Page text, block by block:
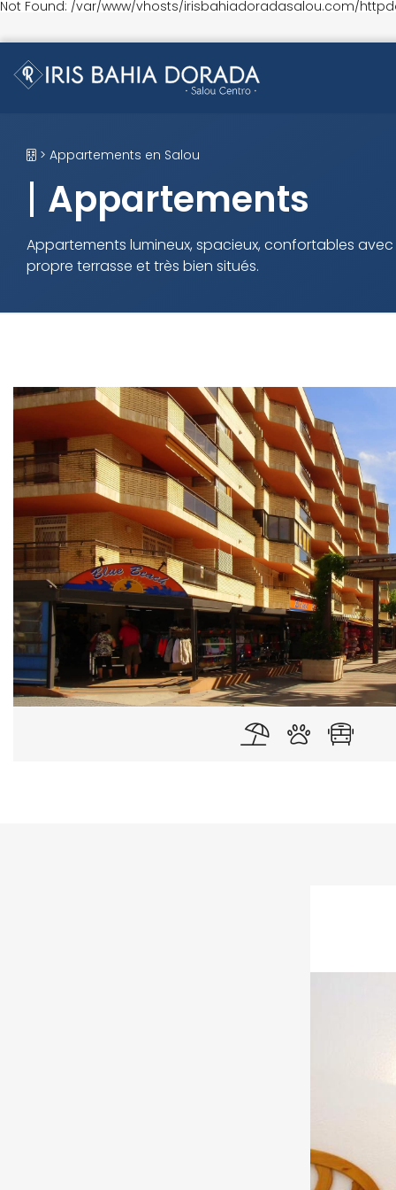
Not Found: /var/www/vhosts/irisbahiadoradasalou.com/
> Appartements en Salou
Appartements
Appartements lumineux, spacieux, confortables avec
propre terrasse et très bien situés.